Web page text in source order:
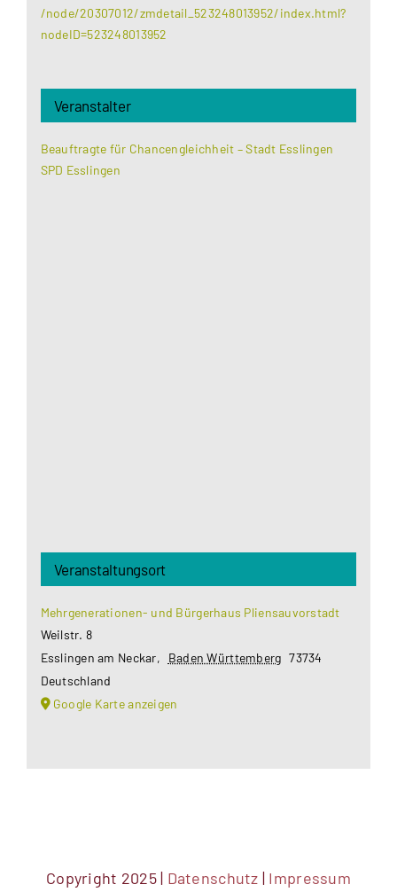
/node/20307012/zmdetail_523248013952/index.html?
nodeID=523248013952
Veranstalter
Beauftragte für Chancengleichheit – Stadt Esslingen
SPD Esslingen
Veranstaltungsort
Mehrgenerationen- und Bürgerhaus Pliensauvorstadt
Weilstr. 8
Esslingen am Neckar, Baden Württemberg 73734
Deutschland
Google Karte anzeigen
Copyright 2025 | Datenschutz | Impressum